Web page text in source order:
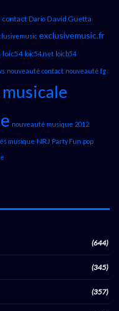
contact Dario David Guetta
exclusivemusic.fr
loic54 loic54.net loicb54
nouveauté contact nouveauté fg
nouveauté musique 2012
musique NRJ Party Fun pop
(644)
(345)
(357)